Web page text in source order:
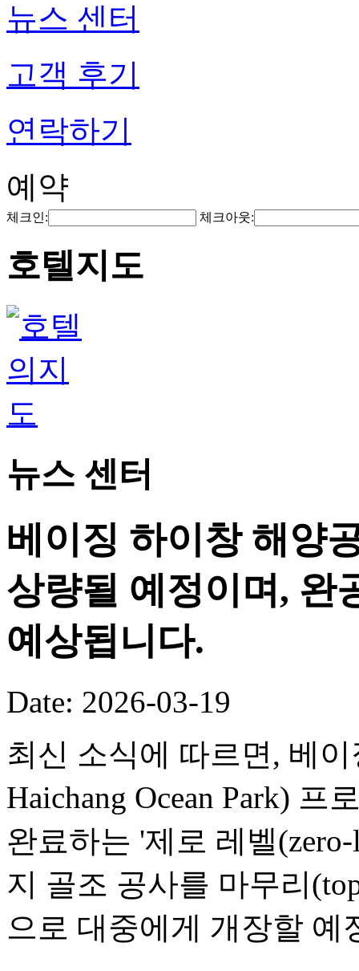
뉴스 센터
고객 후기
연락하기
예약
체크인: 체크아웃:
호텔지도
뉴스 센터
베이징 하이창 해양
상량될 예정이며, 완
예상됩니다.
Date: 2026-03-19
최신 소식에 따르면, 베
Haichang Ocean Park)
완료하는 '제로 레벨
지 골조 공사를 마무리
으로 대중에게 개장할 예